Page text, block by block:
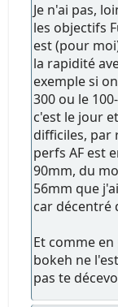
Je n'ai pas,
les objectifs
est (pour
la rapidité
exemple si
300 ou le
c'est le jour
difficiles, par
perfs AF est
90mm, du
56mm que
car décentré
Et comme
bokeh ne
pas te